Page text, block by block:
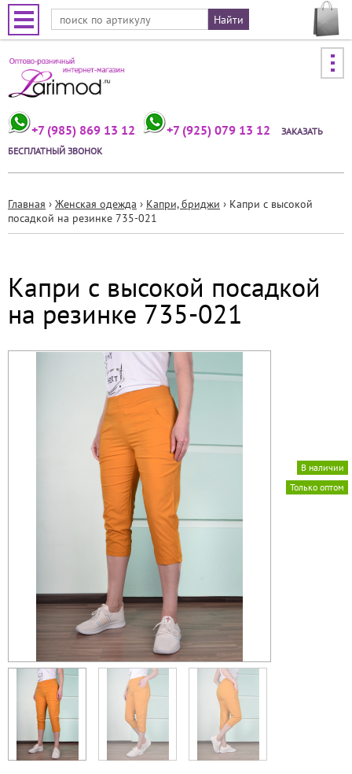
Jump to navigation
+7 (985) 869 13 12 +7 (925) 079 13 12
ЗАКАЗАТЬ
БЕСПЛАТНЫЙ ЗВОНОК
Вы
Главная › Женская одежда › Капри, бриджи › Капри с высокой
посадкой на резинке 735-021
Капри с высокой посадкой
на резинке 735-021
Только оптом
В наличии